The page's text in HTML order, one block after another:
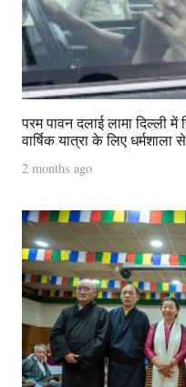
परम पावन दलाई लामा दिल्ली
वार्षिक यात्रा के लिए धर्मशाला
2 months ago